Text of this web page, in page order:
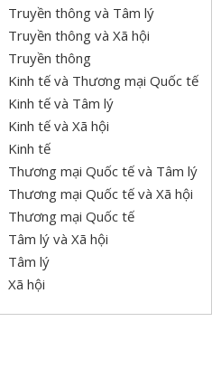
Truyền thông và Tâm lý
Truyền thông và Xã hội
Truyền thông
Kinh tế và Thương mại Quốc tế
Kinh tế và Tâm lý
Kinh tế và Xã hội
Kinh tế
Thương mại Quốc tế và Tâm lý
Thương mại Quốc tế và Xã hội
Thương mại Quốc tế
Tâm lý và Xã hội
Tâm lý
Xã hội